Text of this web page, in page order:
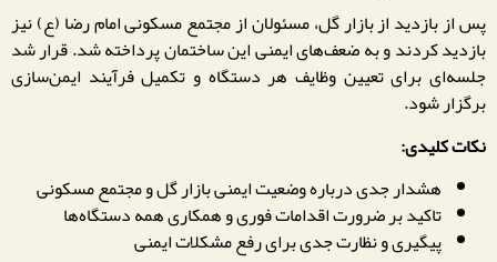
پس از بازدید از بازار گل، مسئولان از مجتمع مسکونی امام رضا (ع) نیز
بازدید کردند و به ضعف‌های ایمنی این ساختمان پرداخته شد. قرار شد
جلسه‌ای برای تعیین وظایف هر دستگاه و تکمیل فرآیند ایمن‌سازی
برگزار شود.
نکات کلیدی:
هشدار جدی درباره وضعیت ایمنی بازار گل و مجتمع مسکونی
تاکید بر ضرورت اقدامات فوری و همکاری همه دستگاه‌ها
پیگیری و نظارت جدی برای رفع مشکلات ایمنی